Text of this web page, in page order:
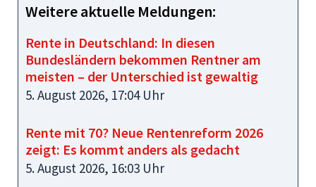
Weitere aktuelle Meldungen:
Rente in Deutschland: In diesen
Bundesländern bekommen Rentner am
meisten – der Unterschied ist gewaltig
5. August 2026, 17:04 Uhr
Rente mit 70? Neue Rentenreform 2026
zeigt: Es kommt anders als gedacht
5. August 2026, 16:03 Uhr